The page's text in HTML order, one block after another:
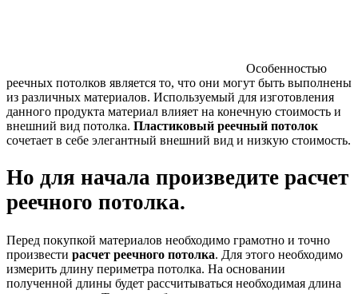
Особенностью
реечных потолков является то, что они могут быть выполнены
из различных материалов. Используемый для изготовления
данного продукта материал влияет на конечную стоимость и
внешний вид потолка. Пластиковый реечный потолок
сочетает в себе элегантный внешний вид и низкую стоимость.
Но для начала произведите расчет
реечного потолка.
Перед покупкой материалов необходимо грамотно и точно
произвести расчет реечного потолка. Для этого необходимо
измерить длину периметра потолка. На основании
полученной длины будет рассчитываться необходимая длина